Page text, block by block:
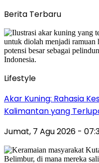
Berita Terbaru
Lifestyle
Akar Kuning: Rahasia
Kalimantan yang
Jumat, 7 Agu 2026 -